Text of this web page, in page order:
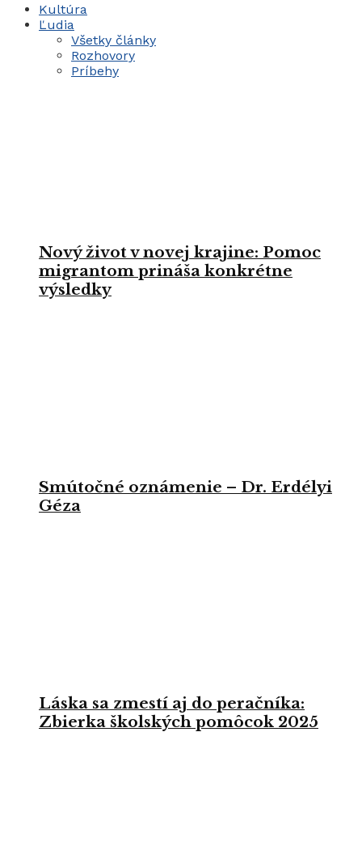
Kultúra
Ľudia
Všetky články
Rozhovory
Príbehy
Nový život v novej krajine: Pomoc
migrantom prináša konkrétne
výsledky
Smútočné oznámenie – Dr. Erdélyi
Géza
Láska sa zmestí aj do peračníka:
Zbierka školských pomôcok 2025